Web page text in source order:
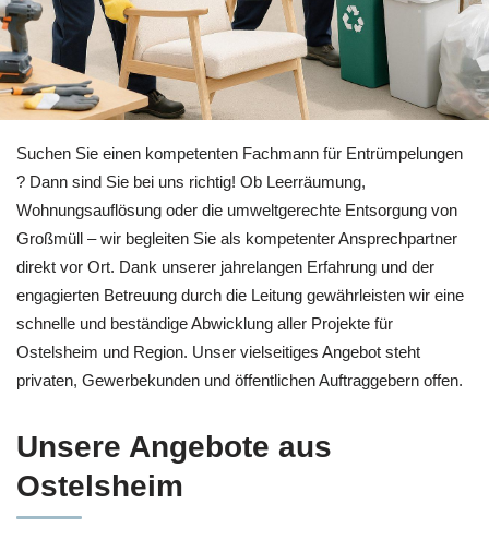
Informieren Sie sich bei 🏡RäumProjekt für Ostelsheim zu
Suchen Sie einen kompetenten Fachmann für Entrümpelungen
? Dann sind Sie bei uns richtig! Ob Leerräumung,
Wohnungsauflösung oder die umweltgerechte Entsorgung von
Großmüll – wir begleiten Sie als kompetenter Ansprechpartner
direkt vor Ort. Dank unserer jahrelangen Erfahrung und der
engagierten Betreuung durch die Leitung gewährleisten wir eine
schnelle und beständige Abwicklung aller Projekte für
Ostelsheim und Region. Unser vielseitiges Angebot steht
privaten, Gewerbekunden und öffentlichen Auftraggebern offen.
Unsere Angebote aus
Ostelsheim